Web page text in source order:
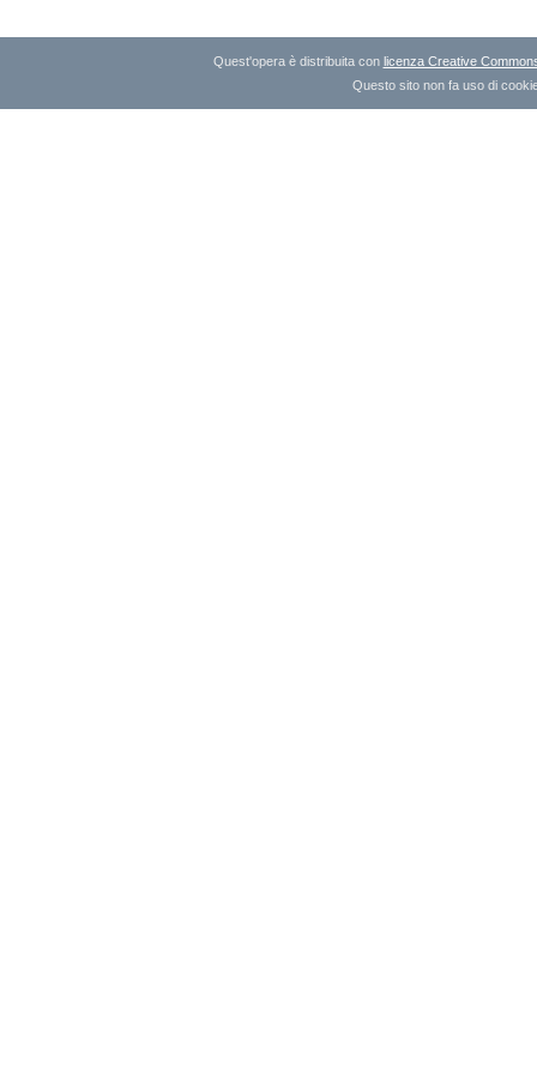
Quest'opera è distribuita con licenza Creative
Questo sito non fa uso di